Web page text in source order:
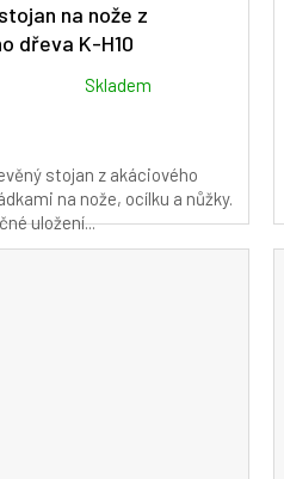
na nože z
dřeva K-H10
Skladem
stojan z akáciového
na nože, ocílku a nůžky.
uložení...